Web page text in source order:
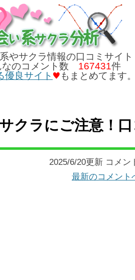
やサクラ情報の口コミサイト
なのコメント数 167431件
優良サイト
もまとめてます。
クラにご注意！口
2025/6/20更新 コメン
最新のコメント